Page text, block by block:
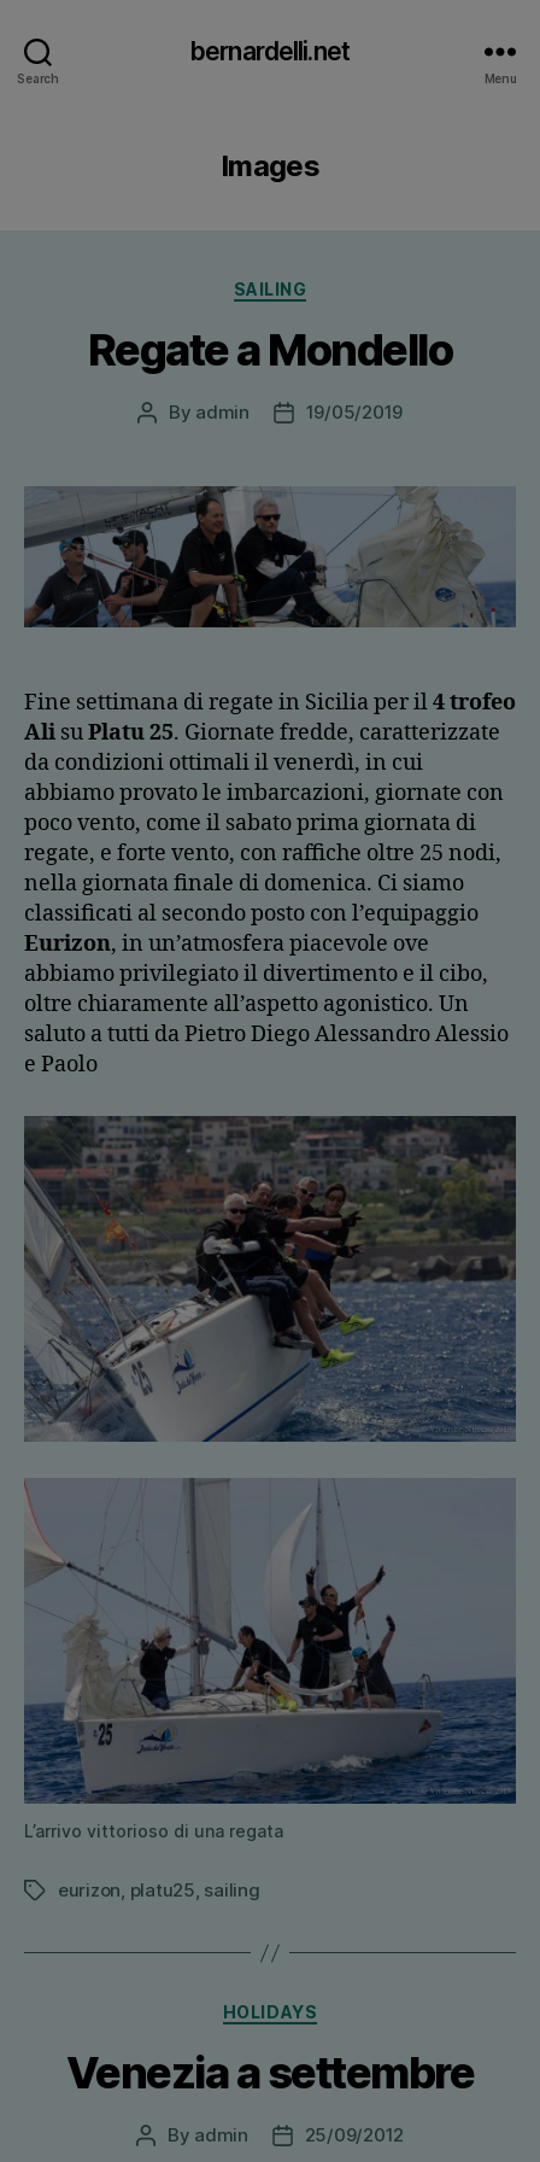
Search
bernardelli.net
Menu
Images
Categories
SAILING
Regate a Mondello
Post
By admin
Post19/05/2019
Fine settimana di regate in Sicilia per il4 trofeo
Ali suPlatu 25. Giornate fredde, caratterizzate
da condizioni ottimali il venerdì, in cui
abbiamo provato le imbarcazioni, giornate con
poco vento, come il sabato prima giornata di
regate, e forte vento, con raffiche oltre 25 nodi,
nella giornata finale di domenica. Ci siamo
classificati al secondo posto con l’equipaggio
Eurizon, in un’atmosfera piacevole ove
abbiamo privilegiato il divertimento e il cibo,
oltre chiaramente all’aspetto agonistico. Un
saluto a tutti da Pietro Diego Alessandro Alessio
e Paolo
L’arrivo vittorioso di una regata
Tagseurizon, platu25, sailing
Categories
HOLIDAYS
Venezia a settembre
Post
By admin
Post25/09/2012